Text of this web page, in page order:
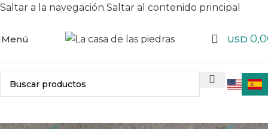
Saltar a la navegación Saltar al contenido principal
Menú USD